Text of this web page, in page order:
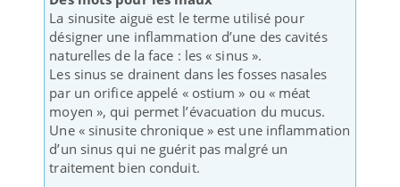
La sinusite aiguë est le terme utilisé pour
désigner une inflammation d’une des cavités
naturelles de la face : les « sinus ».
Les sinus se drainent dans les fosses nasales
par un orifice appelé « ostium » ou « méat
moyen », qui permet l’évacuation du mucus.
Une « sinusite chronique » est une inflammation
d’un sinus qui ne guérit pas malgré un
traitement bien conduit.